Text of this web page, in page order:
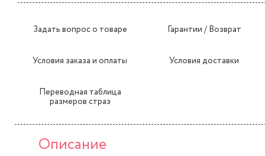
Задать вопрос о товаре Гарантии / Возврат
Условия заказа и оплаты Условия доставки
Переводная таблица
размеров страз
Описание